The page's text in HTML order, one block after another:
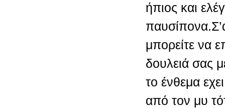
ήπιος και
μπορείτε να
δουλειά σας
το ένθεμα
από τον μυ